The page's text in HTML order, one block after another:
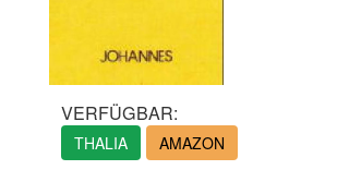
VERFÜGBAR:
THALIA AMAZON